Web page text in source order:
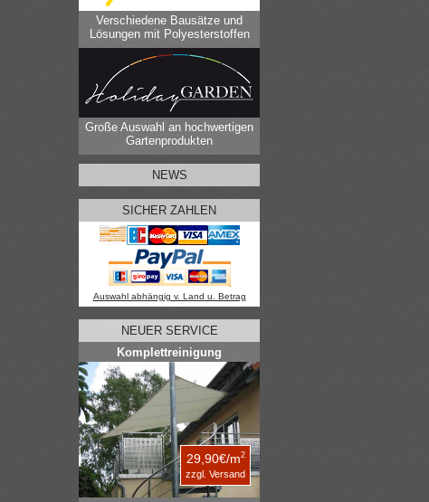
Verschiedene Bausätze und
Lösungen mit Polyesterstoffen
Große Auswahl an hochwertigen
Gartenprodukten
NEWS
SICHER ZAHLEN
Auswahl abhängig v. Land u. Betrag
NEUER SERVICE
Komplettreinigung
29,90€/m2
zzgl. Versand